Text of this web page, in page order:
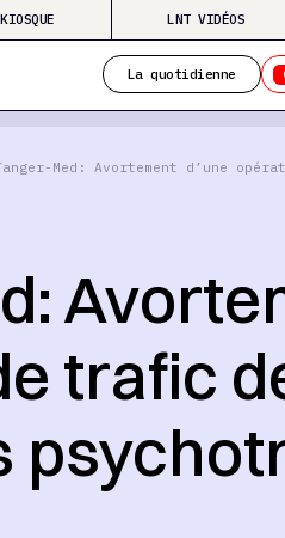
LNT VIDÉOS
La quotidienne
Med: Avortement d’une
trafic